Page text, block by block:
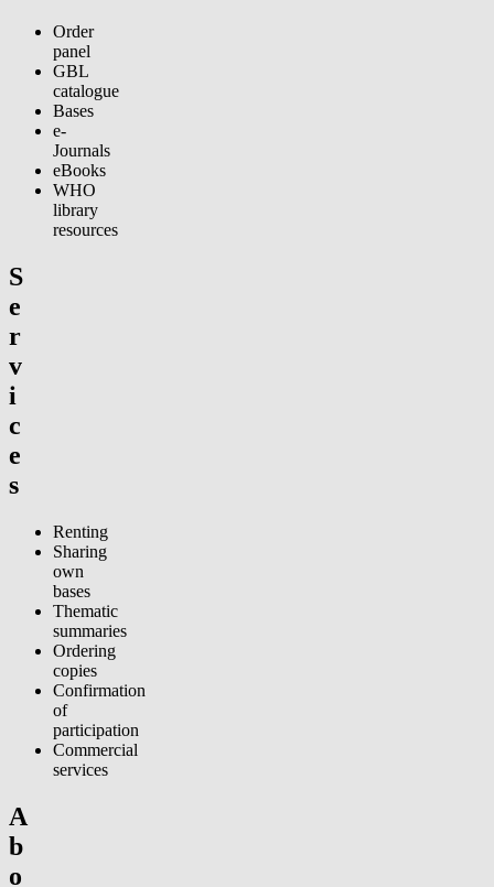
Order
panel
GBL
catalogue
Bases
e-
Journals
eBooks
WHO
library
resources
S
e
r
v
i
c
e
s
Renting
Sharing
own
bases
Thematic
summaries
Ordering
copies
Confirmation
of
participation
Commercial
services
A
b
o